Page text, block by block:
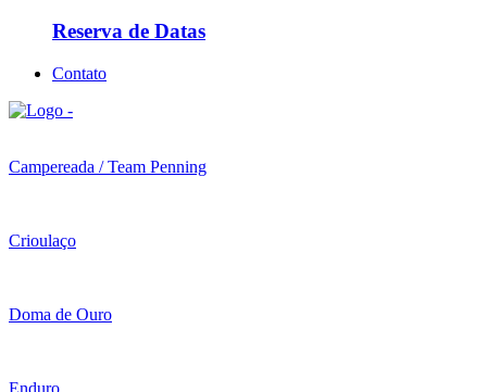
Reserva de Datas
Contato
Campereada / Team Penning
Crioulaço
Doma de Ouro
Enduro